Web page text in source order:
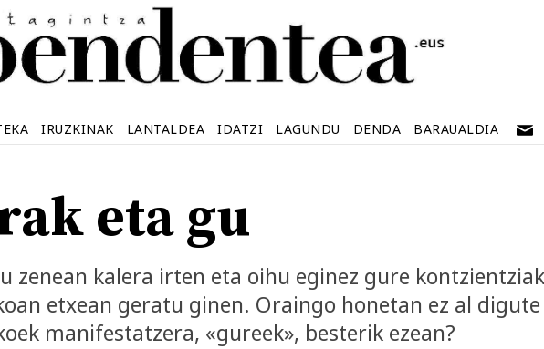
IRUZKINAK LANTALDEA IDATZI LAGUNDU DENDA BARAUALDIA
eta gu
zenean kalera irten eta oihu eginez gure
etxean geratu ginen. Oraingo honetan ez al
manifestatzera, «gureek», besterik ezean?